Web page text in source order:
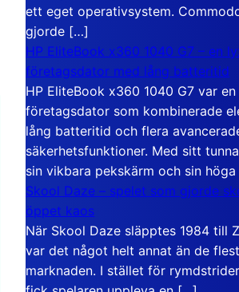
ett eget operativsystem.
gjorde […]
HP EliteBook x360 1040 G7 – en
företagsdator med lång batteritid
HP EliteBook x360 1040 G7 var
företagsdator som kombinerade
lång batteritid och flera
säkerhetsfunktioner. Med sitt
sin vikbara pekskärm och sin
Skool Daze – spelet som gjorde
öppet kaos
När Skool Daze släpptes 1984 till
var det något helt annat än de
marknaden. I stället för